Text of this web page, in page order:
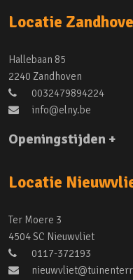
Locatie
Hallebaan 85
2240 Zandhoven
0032479894224
info@elny.be
Openingstijden +
Locatie
Ter Moere 3
4504 SC Nieuwvliet
0117-372193